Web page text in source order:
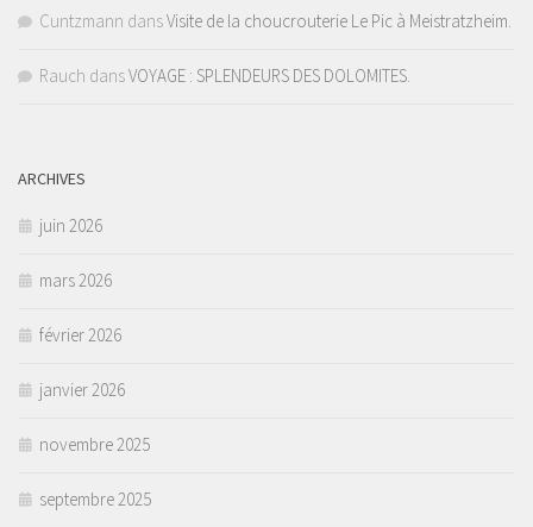
Cuntzmann dansVisite de la choucrouterie Le Pic à Meistratzheim.
Rauch dansVOYAGE : SPLENDEURS DES DOLOMITES.
ARCHIVES
juin 2026
mars 2026
février 2026
janvier 2026
novembre 2025
septembre 2025